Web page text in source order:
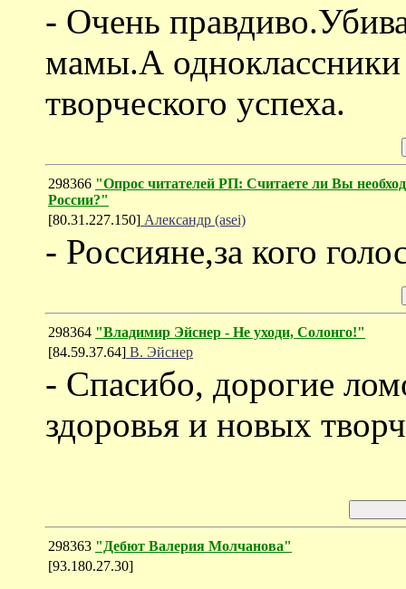
- Очень
мамы.А одноклассники
творческого успеха.
298366 "Опрос читателей РП: Считаете ли Вы
России?"
[80.31.227.150] Александр (asei)
- Россияне,за кого
298364 "Владимир Эйснер - Не уходи, Солонго!"
[84.59.37.64] В. Эйснер
- Спасибо, дорогие
здоровья и новых
298363 "Дебют Валерия Молчанова"
[93.180.27.30]